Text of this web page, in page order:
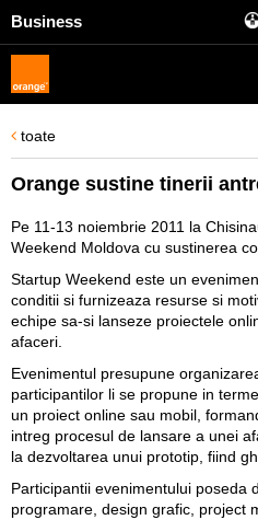
Business
toate
Orange sustine tinerii
Pe 11-13 noiembrie 2011 la
Weekend Moldova cu sustinerea
Startup Weekend este un
conditii si furnizeaza resurse si
echipe sa-si lanseze proiectele
afaceri.
Evenimentul presupune
participantilor li se propune in
un proiect online sau mobil,
intreg procesul de lansare a unei
la dezvoltarea unui prototip, fiind
Participantii evenimentului poseda
programare, design grafic, project